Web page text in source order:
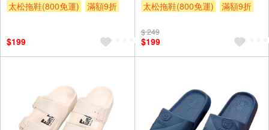
太松拖鞋(800免運)
滿額9折
$199
太松拖鞋(800免運)
滿額9折
$ 249
$199